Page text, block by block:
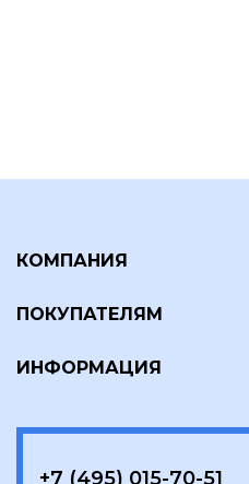
КОМПАНИЯ
ПОКУПАТЕЛЯМ
ИНФОРМАЦИЯ
+7 (495) 015-70-51